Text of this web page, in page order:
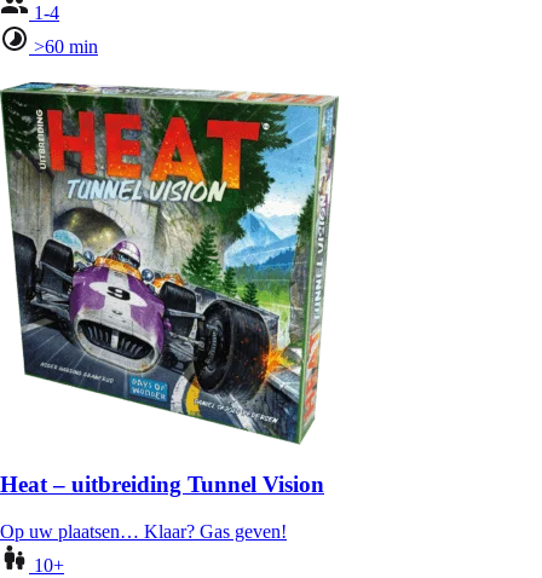
1-4
>60 min
Heat – uitbreiding Tunnel Vision
Op uw plaatsen… Klaar? Gas geven!
10+